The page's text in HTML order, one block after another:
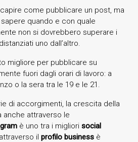
come pubblicare un post, ma
quando e con quale
non si dovrebbero superare i
uno dall’altro.
migliore per pubblicare su
fuori dagli orari di lavoro: a
o la sera tra le 19 e le 21.
di accorgimenti, la crescita della
anche attraverso le
è uno tra i migliori social
il profilo business è